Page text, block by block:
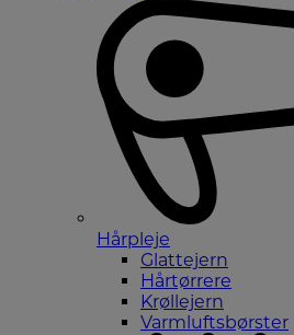
Hårpleje
Glattejern
Hårtørrere
Krøllejern
Varmluftsbørster